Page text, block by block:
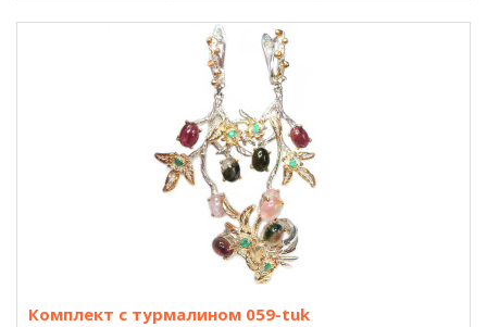
Комплект с турмалином 059-tuk